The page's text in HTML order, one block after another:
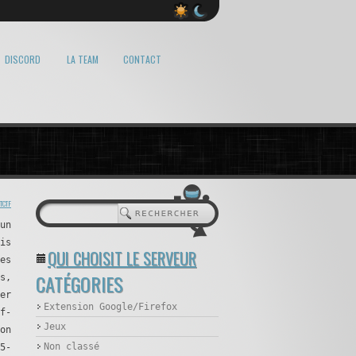
DISCORD LA TEAM CONTACT
TCTF
QUI CHOISIT LE SERVEUR
CATÉGORIES
Extension Google/Firefox
Jeux
Non classé